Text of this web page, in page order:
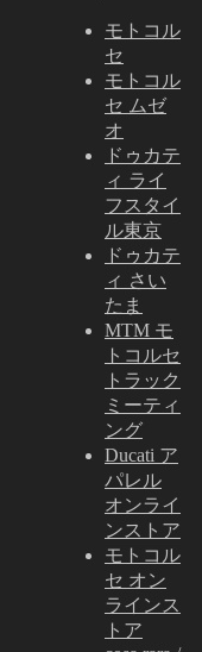
モトコル
セ
モトコル
セ ムゼ
オ
ドゥカテ
ィ ライ
フスタイ
ル東京
ドゥカテ
ィ さい
たま
MTM モ
トコルセ
トラック
ミーティ
ング
Ducati ア
パレル
オンライ
ンストア
モトコル
セ オン
ラインス
トア